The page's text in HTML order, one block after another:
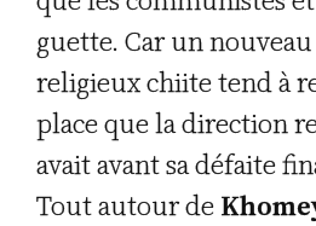
guette. Car un
religieux chiite tend à
place que la direction
avait avant sa défaite
Tout autour de